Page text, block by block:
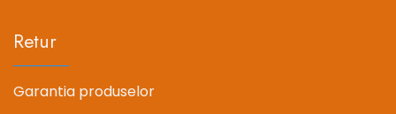
Retur
Garantia produselor